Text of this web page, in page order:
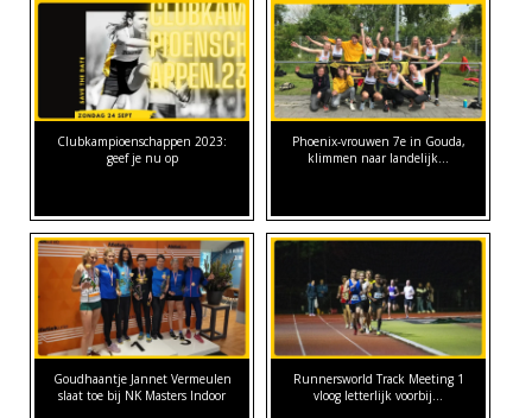
Clubkampioenschappen 2023:
geef je nu op
Phoenix-vrouwen 7e in Gouda,
klimmen naar landelijk…
Goudhaantje Jannet Vermeulen
slaat toe bij NK Masters Indoor
Runnersworld Track Meeting 1
vloog letterlijk voorbij...